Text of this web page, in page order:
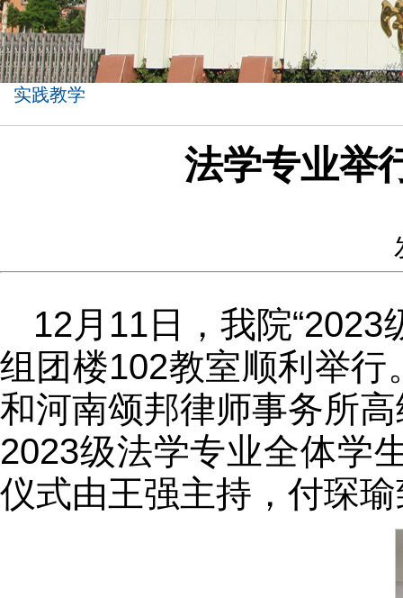
实践教学
法学专业举
12月11日，我院
组团楼102教室顺利举
和河南颂邦律师事务所
2023级法学专业全体学
仪式由王强主持，付琛